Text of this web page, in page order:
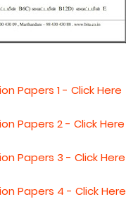
Papers 1 - Click Here
Papers 2 - Click Here
Papers 3 - Click Here
Papers 4 - Click Here